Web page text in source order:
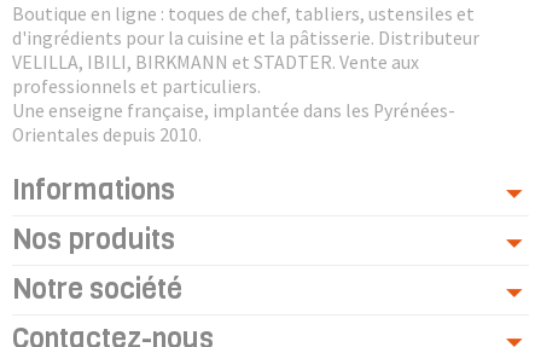
Boutique en ligne : toques de chef, tabliers, ustensiles et
d'ingrédients pour la cuisine et la pâtisserie. Distributeur
VELILLA, IBILI, BIRKMANN et STADTER. Vente aux
professionnels et particuliers.
Une enseigne française, implantée dans les Pyrénées-
Orientales depuis 2010.
Informations
Nos produits
Notre société
Contactez-nous